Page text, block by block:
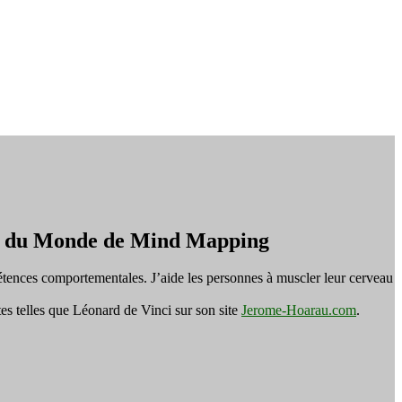
Monde de Mind Mapping
comportementales. J’aide les personnes à muscler leur cerveau
telles que Léonard de Vinci sur son site Jerome-Hoarau.com.